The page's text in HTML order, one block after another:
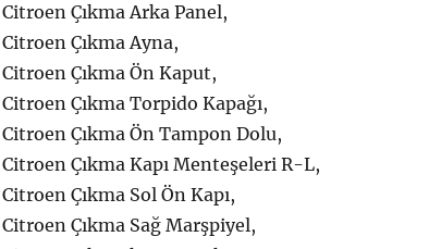
Citroen Çıkma Arka Panel,
Citroen Çıkma Ayna,
Citroen Çıkma Ön Kaput,
Citroen Çıkma Torpido Kapağı,
Citroen Çıkma Ön Tampon Dolu,
Citroen Çıkma Kapı Menteşeleri R-L,
Citroen Çıkma Sol Ön Kapı,
Citroen Çıkma Sağ Marşpiyel,